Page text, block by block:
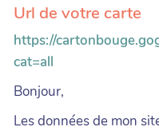
Url de votre carte
https://
cat=all
Bonjour,
Les données de mon